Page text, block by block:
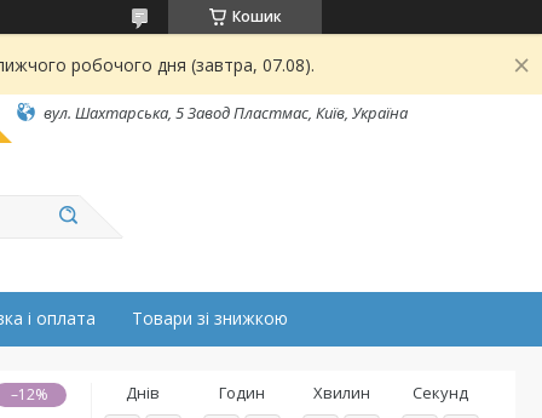
Кошик
робочого дня (завтра, 07.08).
вул. Шахтарська, 5 Завод Пластмас, Київ, Україна
і оплата Товари зі знижкою
–12% Днів Годин Хвилин Секунд